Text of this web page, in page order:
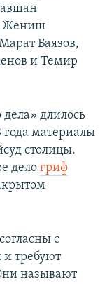
Жениш
Баязов,
и Темир
длилось
года материалы
столицы.
дело гриф
с
требуют
называют